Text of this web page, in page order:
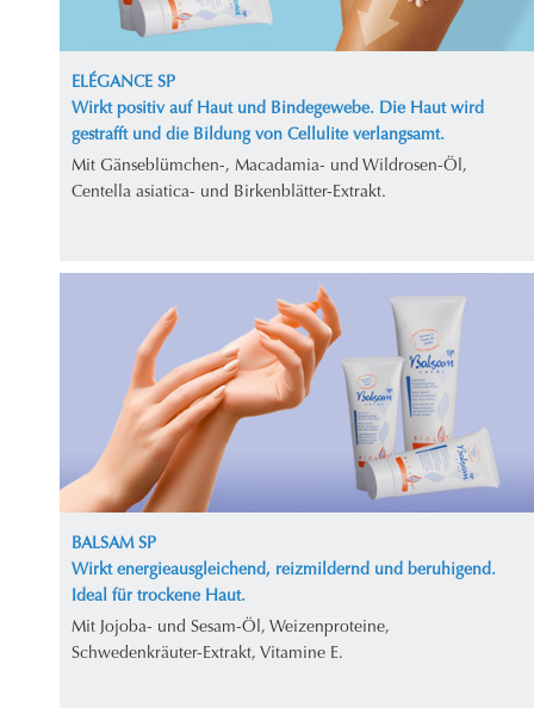
ELÉGANCE SP
Wirkt positiv auf Haut und Bindegewebe. Die Haut wird
gestrafft und die Bildung von Cellulite verlangsamt.
Mit Gänseblümchen-, Macadamia- und Wildrosen-Öl,
Centella asiatica- und Birkenblätter-Extrakt.
BALSAM SP
Wirkt energieausgleichend, reizmildernd und beruhigend.
Ideal für trockene Haut.
Mit Jojoba- und Sesam-Öl, Weizenproteine,
Schwedenkräuter-Extrakt, Vitamine E.